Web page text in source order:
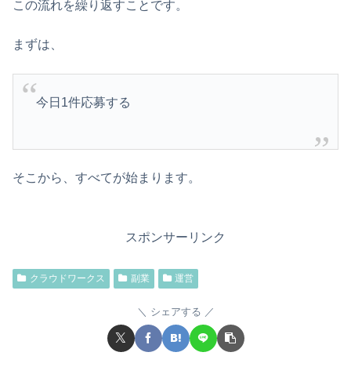
この流れを繰り返すことです。
まずは、
今日1件応募する
そこから、すべてが始まります。
スポンサーリンク
クラウドワークス 副業 運営
シェアする